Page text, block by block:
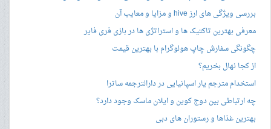
بررسی ویژگی های ارز hive و مزایا و معایب آن
معرفی بهترین تاکتیک ها و استراتژی ها در بازی فری فایر
چگونگی سفارش چاپ هولوگرام با بهترین قیمت
از کجا نهال بخریم؟
استخدام مترجم یار اسپانیایی در دارالترجمه ساترا
چه ارتباطی بین دوج کوین و ایلان ماسک وجود دارد؟
بهترین غذاها و رستوران های دبی